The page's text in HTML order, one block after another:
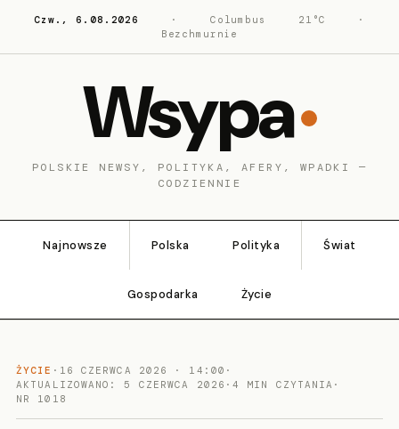
Czw., 6.08.2026 · Columbus 21°C
·
Bezchmurnie
Wsypa
POLSKIE NEWSY, POLITYKA, AFERY, WPADKI —
CODZIENNIE
Najnowsze Polska Polityka Świat
Gospodarka Życie
ŻYCIE · 16 CZERWCA 2026 · 14:00 ·
AKTUALIZOWANO: 5 CZERWCA 2026 ·4 MIN CZYTANIA ·
NR 1018